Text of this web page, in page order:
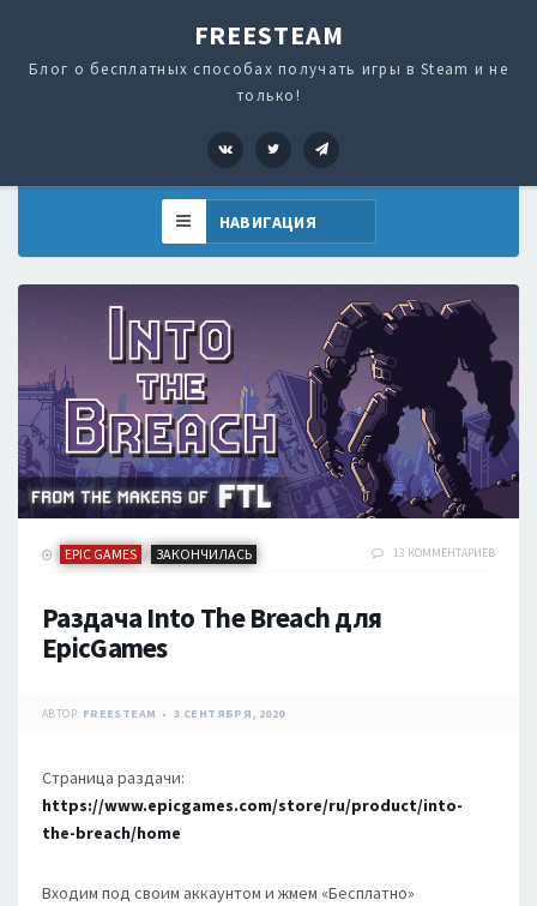
FREESTEAM
Блог о бесплатных способах получать игры в Steam и не
только!
VK Twitter
EPIC GAMES / ЗАКОНЧИЛАСЬ 13 КОММЕНТАРИЕВ
Раздача Into The Breach для
EpicGames
АВТОР: FREESTEAM 3 СЕНТЯБРЯ, 2020
Страница раздачи:
https://www.epicgames.com/store/ru/product/into-
the-breach/home
Входим под своим аккаунтом и жмем «Бесплатно»